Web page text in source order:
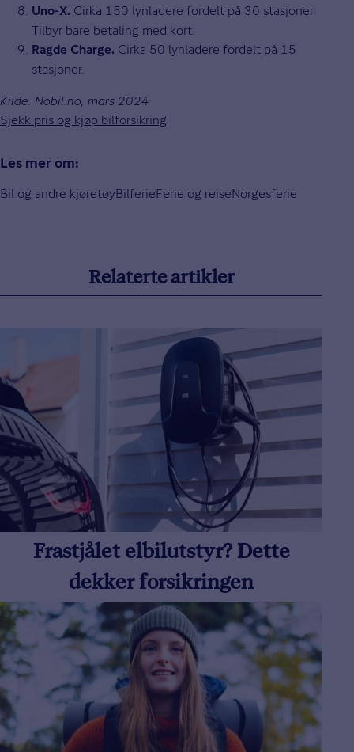
Uno-X. Cirka 150 lynladere fordelt på 30 stasjoner.
Tilbyr bare betaling med kort.
Ragde Charge. Cirka 50 lynladere fordelt på 15
stasjoner.
Kilde: Nobil.no, mars 2024
Sjekk pris og kjøp bilforsikring
Les mer om:
Bil og andre kjøretøyBilferieFerie og reiseNorgesferie
Relaterte artikler
Frastjålet elbilutstyr? Dette
dekker forsikringen